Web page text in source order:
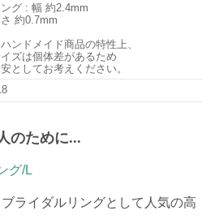
ング : 幅 約2.4mm
約0.7mm
ンドメイド商品の特性上、
ズは個体差があるため
としてお考えください。
のために...
ライダルリングとして人気の高